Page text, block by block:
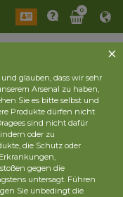
0
glauben, dass wir sehr
Arsenal zu haben,
Sie es bitte selbst und
Produkte dürfen nicht
sind nicht dafür
oder zu
die Schutz oder
gegen die
untersagt. Führen
Sie unbedingt die